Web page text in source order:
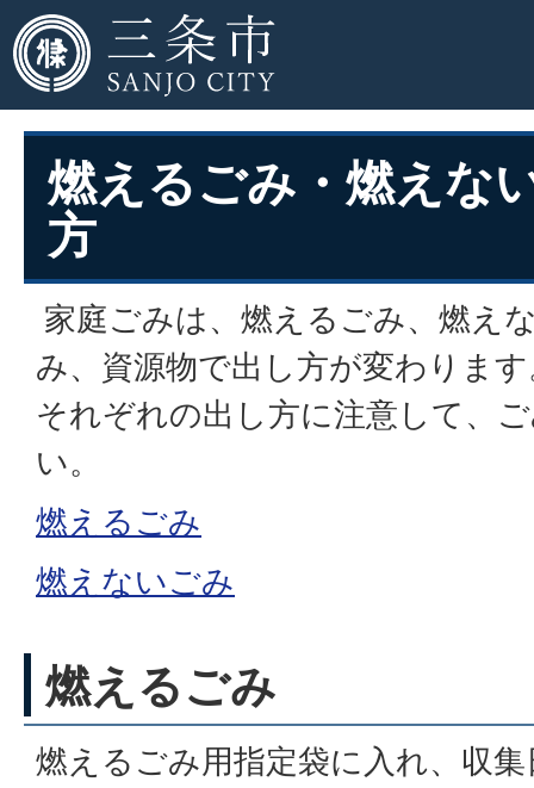
燃えるごみ・燃えな
方
家庭ごみは、燃えるごみ、燃え
み、資源物で出し方が変わりま
それぞれの出し方に注意して、
い。
燃えるごみ
燃えないごみ
燃えるごみ
燃えるごみ用指定袋に入れ、収